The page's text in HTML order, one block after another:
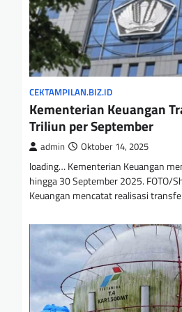
CEKTAMPILAN.BIZ.ID
Kementerian Keuangan
Triliun per September
admin Oktober 14, 2025
loading… Kementerian Keuangan
hingga 30 September 2025. FOTO/
Keuangan mencatat realisasi